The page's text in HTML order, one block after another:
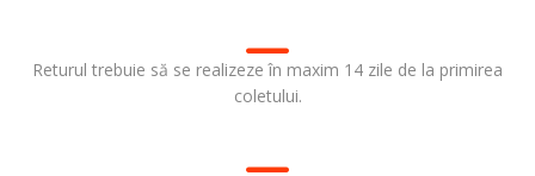
Returul trebuie să se realizeze în maxim 14 zile de la primirea
coletului.